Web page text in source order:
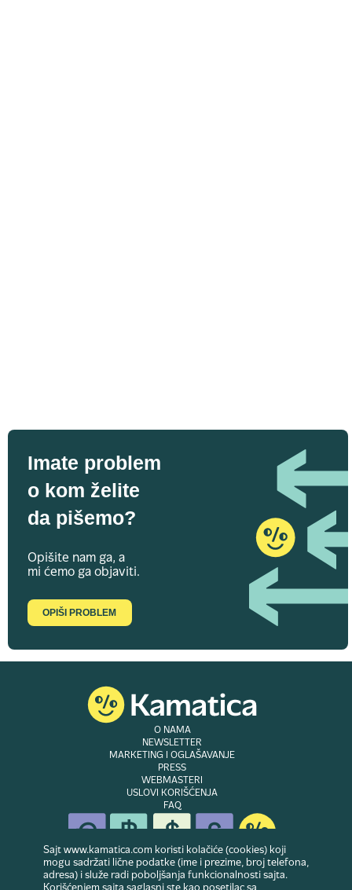
Imate problem
o kom želite
da pišemo?
Opišite nam ga, a
mi ćemo ga objaviti.
OPIŠI PROBLEM
O NAMA
NEWSLETTER
MARKETING I OGLAŠAVANJE
PRESS
WEBMASTERI
USLOVI KORIŠĆENJA
FAQ
© Copyright 2007-2026. Website developed & owned byDubes doo
Sajt www.kamatica.com koristi kolačiće (cookies) koji
mogu sadržati lične podatke (ime i prezime, broj telefona,
adresa) i služe radi poboljšanja funkcionalnosti sajta.